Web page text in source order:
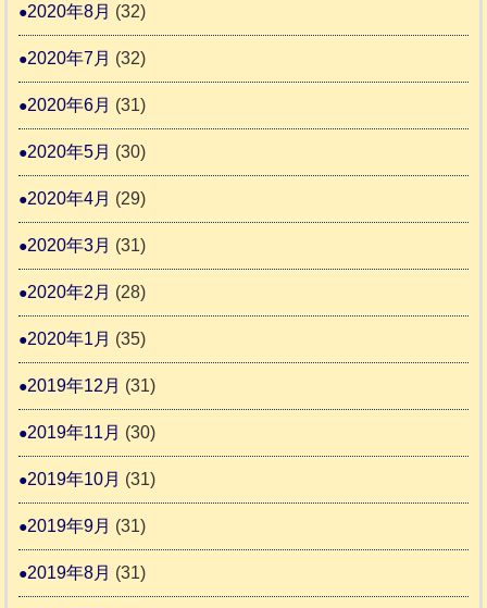
2020年8月 (32)
2020年7月 (32)
2020年6月 (31)
2020年5月 (30)
2020年4月 (29)
2020年3月 (31)
2020年2月 (28)
2020年1月 (35)
2019年12月 (31)
2019年11月 (30)
2019年10月 (31)
2019年9月 (31)
2019年8月 (31)